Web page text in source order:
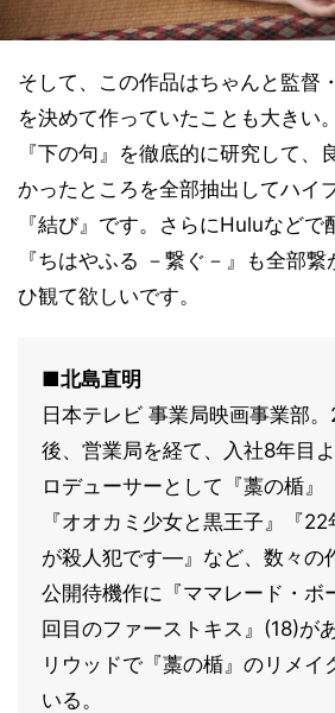
そして、この作品はちゃんと監督
を決めて作っていたことも大きい
『下の句』を徹底的に研究して、
かったところを全部抽出してハイ
『結び』です。さらにHuluなどで
『ちはやふる －繋ぐ－』も全部
ひ観て欲しいです。
■北島直明
日本テレビ 事業局映画事業部
後、営業局を経て、入社8年目
ロデューサーとして『藁の楯』
『オオカミ少女と黒王子』『
が殺人犯です—』など、数々の
公開待機作に『ママレード・ボ
回目のファーストキス』(18)が
リウッドで『藁の楯』のリメイ
いる。